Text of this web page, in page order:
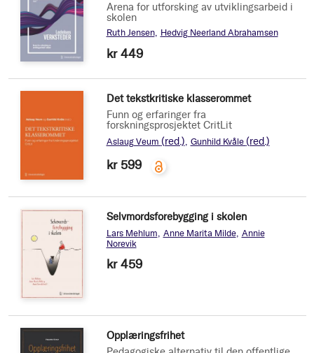
Arena for utforsking av utviklingsarbeid i
skolen
Ruth Jensen Hedvig Neerland Abrahamsen
kr 449
Det tekstkritiske klasserommet
Funn og erfaringer fra
forskningsprosjektet CritLit
Aslaug Veum (red.) Gunhild Kvåle (red.)
kr 599
Selvmordsforebygging i skolen
Lars Mehlum Anne Marita Milde Annie
Norevik
kr 459
Opplæringsfrihet